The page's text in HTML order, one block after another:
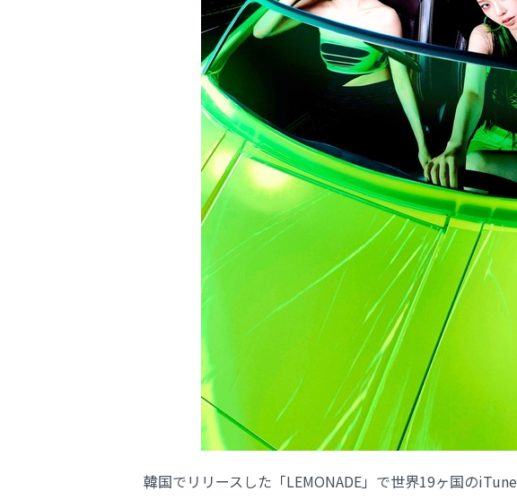
韓国でリリースした「LEMONADE」で世界19ヶ国の